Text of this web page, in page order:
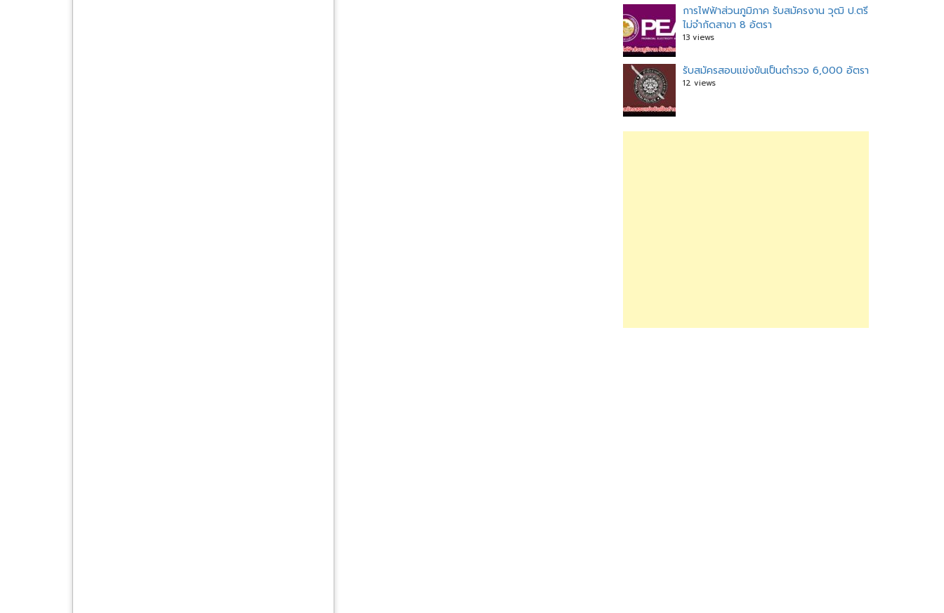
การไฟฟ้าส่วนภูมิภาค รับสมัครงาน วุฒิ ป.ตรี
ไม่จำกัดสาขา 8 อัตรา
13 views
รับสมัครสอบแข่งขันเป็นตำรวจ 6,000 อัตรา
12 views